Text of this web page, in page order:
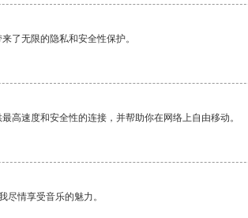
了无限的隐私和安全性保护。
高速度和安全性的连接，并帮助你在网络上自由移动。
尽情享受音乐的魅力。